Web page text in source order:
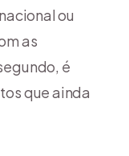
ou
as
é
que ainda